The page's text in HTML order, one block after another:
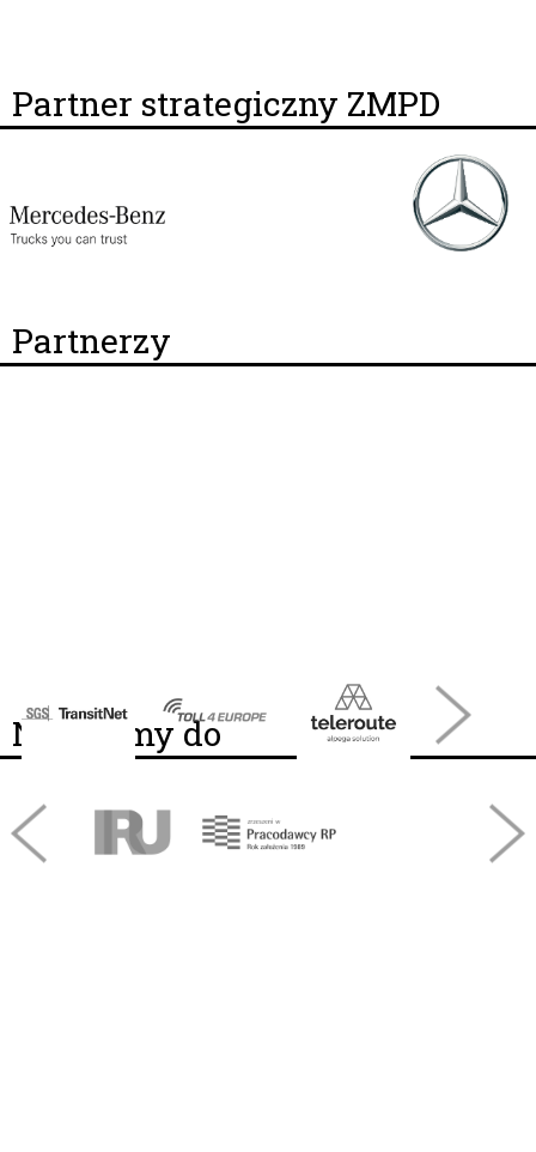
Partner strategiczny ZMPD
Partnerzy
Należymy do